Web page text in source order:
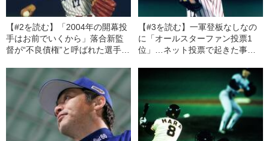
【#2を読む】「2004年の開幕投
手はお前でいくから」落合新監
督が“不良債権”と呼ばれた選手に
【#3を読む】一軍登板なしなの
に「オールスターファン投票1
位」…ネット投票で起きた事
の“意外な願い”